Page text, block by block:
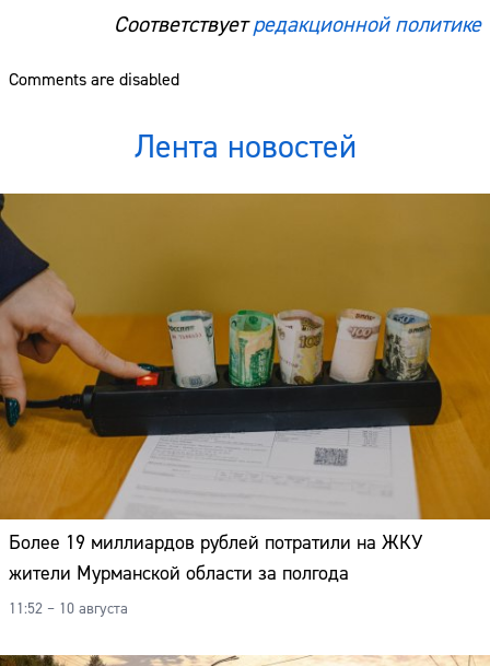
Соответствуетредакционной политике
Comments are disabled
Лента новостей
Более 19 миллиардов рублей потратили на ЖКУ
жители Мурманской области за полгода
11:52 – 10 августа